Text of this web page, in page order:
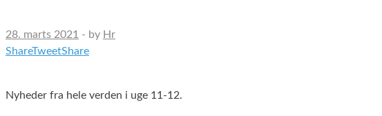
28. marts 2021 - by Hr
ShareTweetShare
Nyheder fra hele verden i uge 11-12.